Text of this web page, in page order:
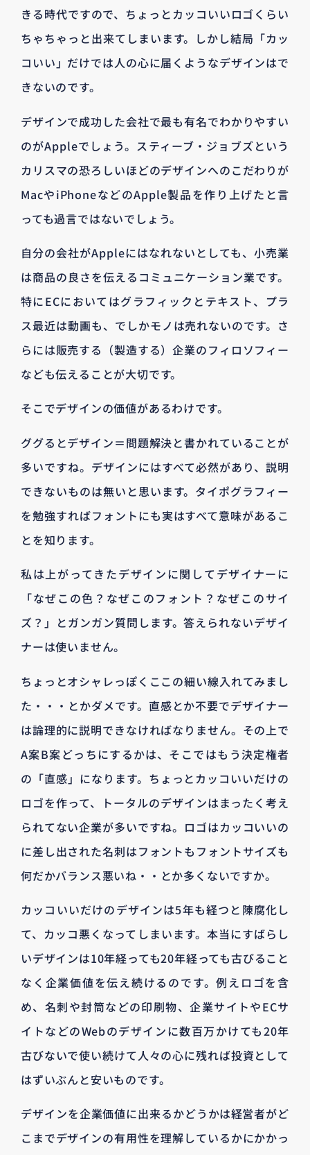
きる時代ですので、ちょっとカッコいいロゴくらい
ちゃちゃっと出来てしまいます。しかし結局「カッ
コいい」だけでは人の心に届くようなデザインはで
きないのです。
デザインで成功した会社で最も有名でわかりやすい
のがAppleでしょう。スティーブ・ジョブズという
カリスマの恐ろしいほどのデザインへのこだわりが
MacやiPhoneなどのApple製品を作り上げたと言
っても過言ではないでしょう。
自分の会社がAppleにはなれないとしても、小売業
は商品の良さを伝えるコミュニケーション業です。
特にECにおいてはグラフィックとテキスト、プラ
ス最近は動画も、でしかモノは売れないのです。さ
らには販売する（製造する）企業のフィロソフィー
なども伝えることが大切です。
そこでデザインの価値があるわけです。
ググるとデザイン＝問題解決と書かれていることが
多いですね。デザインにはすべて必然があり、説明
できないものは無いと思います。タイポグラフィー
を勉強すればフォントにも実はすべて意味があるこ
とを知ります。
私は上がってきたデザインに関してデザイナーに
「なぜこの色？なぜこのフォント？なぜこのサイ
ズ？」とガンガン質問します。答えられないデザイ
ナーは使いません。
ちょっとオシャレっぽくここの細い線入れてみまし
た・・・とかダメです。直感とか不要でデザイナー
は論理的に説明できなければなりません。その上で
A案B案どっちにするかは、そこではもう決定権者
の「直感」になります。ちょっとカッコいいだけの
ロゴを作って、トータルのデザインはまったく考え
られてない企業が多いですね。ロゴはカッコいいの
に差し出された名刺はフォントもフォントサイズも
何だかバランス悪いね・・とか多くないですか。
カッコいいだけのデザインは5年も経つと陳腐化し
て、カッコ悪くなってしまいます。本当にすばらし
いデザインは10年経っても20年経っても古びること
なく企業価値を伝え続けるのです。例えロゴを含
め、名刺や封筒などの印刷物、企業サイトやECサ
イトなどのWebのデザインに数百万かけても20年
古びないで使い続けて人々の心に残れば投資として
はずいぶんと安いものです。
デザインを企業価値に出来るかどうかは経営者がど
こまでデザインの有用性を理解しているかにかかっ